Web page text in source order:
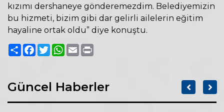
kızımı dershaneye gönderemezdim. Belediyemizin
bu hizmeti, bizim gibi dar gelirli ailelerin eğitim
hayaline ortak oldu” diye konuştu.
PaylaşFacebook
TwitterWhatsApp
Email
Güncel Haberler